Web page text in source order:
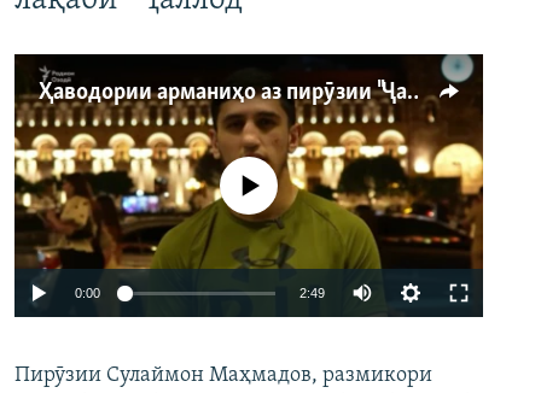
Ҳаводории арманиҳо аз пирӯзии "Ҷаллод"-и тоҷик
Феълан кор намекунад
0:00 2:49
360p
Пирӯзии Сулаймон Маҳмадов, размикори